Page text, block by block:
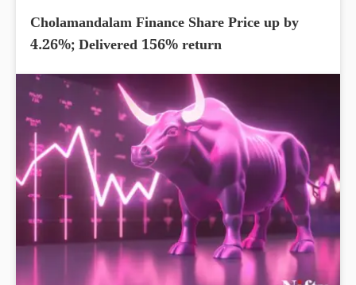
Cholamandalam Finance Share Price up by
4.26%; Delivered 156% return